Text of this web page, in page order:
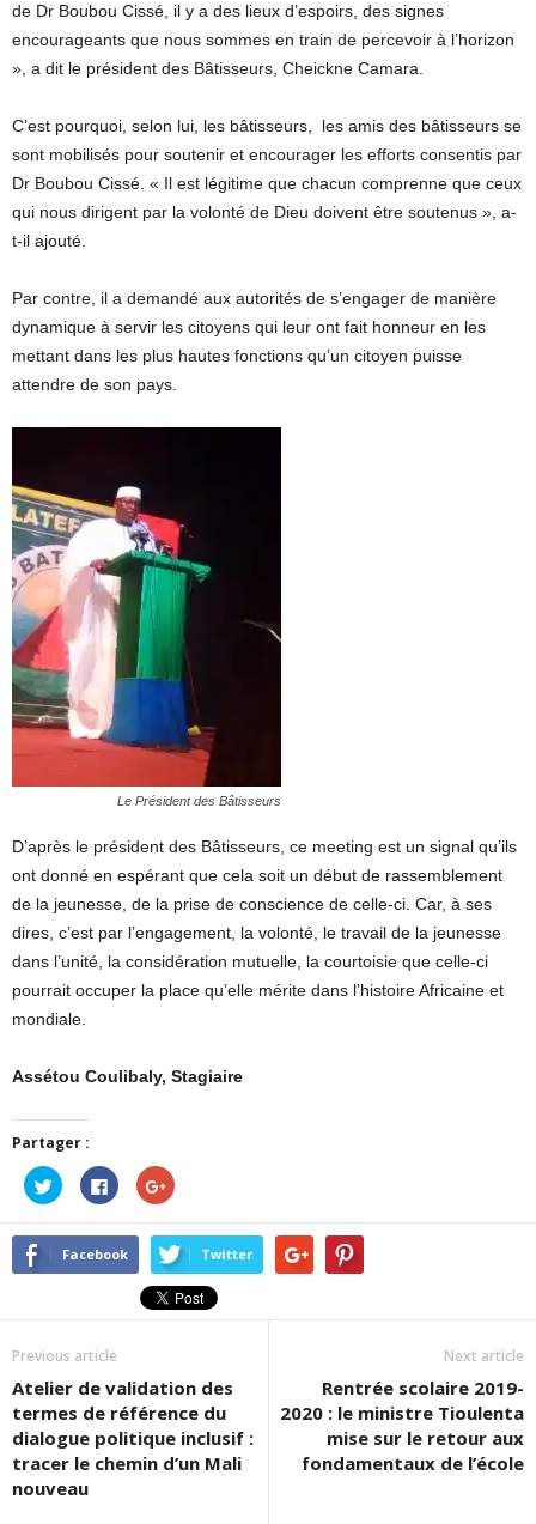
de Dr Boubou Cissé, il y a des lieux d’espoirs, des signes
encourageants que nous sommes en train de percevoir à l’horizon
», a dit le président des Bâtisseurs, Cheickne Camara.
C’est pourquoi, selon lui, les bâtisseurs, les amis des bâtisseurs se
sont mobilisés pour soutenir et encourager les efforts consentis par
Dr Boubou Cissé. « Il est légitime que chacun comprenne que ceux
qui nous dirigent par la volonté de Dieu doivent être soutenus », a-
t-il ajouté.
Par contre, il a demandé aux autorités de s’engager de manière
dynamique à servir les citoyens qui leur ont fait honneur en les
mettant dans les plus hautes fonctions qu’un citoyen puisse
attendre de son pays.
Le Président des Bâtisseurs
D’après le président des Bâtisseurs, ce meeting est un signal qu’ils
ont donné en espérant que cela soit un début de rassemblement
de la jeunesse, de la prise de conscience de celle-ci. Car, à ses
dires, c’est par l’engagement, la volonté, le travail de la jeunesse
dans l’unité, la considération mutuelle, la courtoisie que celle-ci
pourrait occuper la place qu’elle mérite dans l’histoire Africaine et
mondiale.
Assétou Coulibaly, Stagiaire
Partager :
Cliquez
pour
partager
sur
Twitter(ouvre
dans
Cliquez
pour
partager
sur
Facebook(ouvre
dans
nouvelle
fenêtre)
Cliquez
pour
sur
Google+
(ouvre
dans
une
nouvelle
fenêtre)
Facebook Twitter
Previous article
Atelier de validation des
termes de référence du
dialogue politique inclusif :
tracer le chemin d’un Mali
nouveau
Next article
Rentrée scolaire 2019-
2020 : le ministre Tioulenta
mise sur le retour aux
fondamentaux de l’école